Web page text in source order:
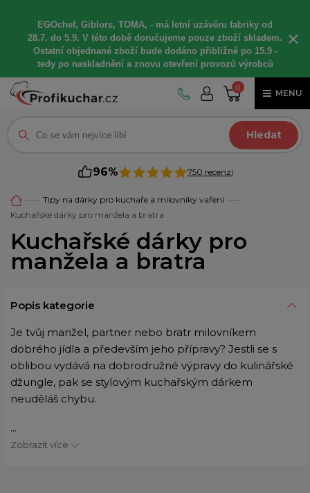
EGOchef, Giblors, TOMA, - má letní uzávěru fabriky od
28.7. do 5.9. V této době doručujeme pouze zboží skladem.
Ostatní objednané zboží bude dodáno přibližně po 15.9 -
tedy po naskladnění a znovu otevření provozů výrobců
×
0
MENU
Hledat
96% 750 recenzí
Tipy na dárky pro kuchaře a milovníky vaření
Kuchařské dárky pro manžela a bratra
Kuchařské dárky pro
manžela a bratra
Popis kategorie
Je tvůj manžel, partner nebo bratr milovníkem
dobrého jídla a především jeho přípravy? Jestli se s
oblibou vydává na dobrodružné výpravy do kulinářské
džungle, pak se stylovým kuchařským dárkem
neuděláš chybu.
...
Zobrazit více